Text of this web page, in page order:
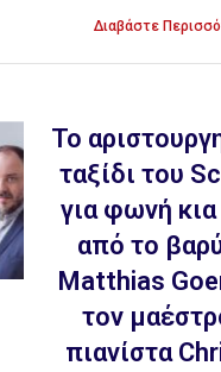
Διαβάστε
To
ταξίδι του
για φωνή κια
από το
Matthias
τον
πιανίστα